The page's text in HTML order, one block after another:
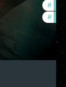
#
#